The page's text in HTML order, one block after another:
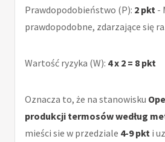
Prawdopodobieństwo (P): 2 pkt -
prawdopodobne, zdarzające się
Wartość ryzyka (W): 4 x 2 = 8 pkt
Oznacza to, że na stanowisku
produkcji termosów według
mieści sie w przedziale 4-9 pkt i